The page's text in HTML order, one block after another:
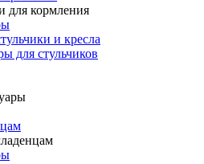
для кормления
и кресла
для стульчиков